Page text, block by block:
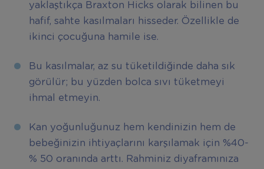
yaklaştıkça Braxton Hicks olarak bilinen bu
hafif, sahte kasılmaları hisseder. Özellikle de
ikinci çocuğuna hamile ise.
Bu kasılmalar, az su tüketildiğinde daha sık
görülür; bu yüzden bolca sıvı tüketmeyi
ihmal etmeyin.
Kan yoğunluğunuz hem kendinizin hem de
bebeğinizin ihtiyaçlarını karşılamak için %40-
% 50 oranında arttı. Rahminiz diyaframınıza